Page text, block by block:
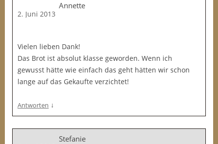
Annette
2. Juni 2013
Vielen lieben Dank!
Das Brot ist absolut klasse geworden. Wenn ich
gewusst hätte wie einfach das geht hätten wir schon
lange auf das Gekaufte verzichtet!
Antworten ↓
Stefanie